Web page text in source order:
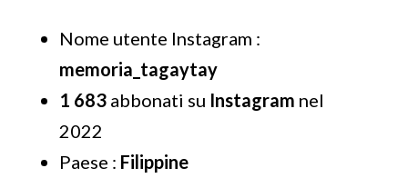
Nome utente Instagram :
memoria_tagaytay
1 683abbonati su Instagram nel
2022
Paese : Filippine